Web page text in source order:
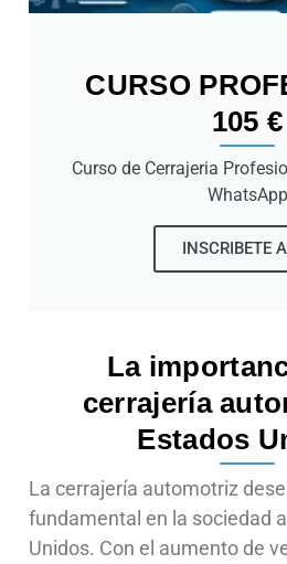
CURSO
105 €
Curso de Cerrajeria
WhatsApp
INSCRIBETE
La
cerrajería
Estados
La cerrajería automotriz
fundamental en la sociedad
Unidos. Con el aumento de